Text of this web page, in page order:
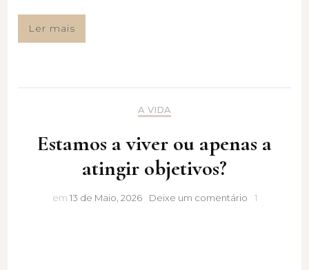
Ler mais
A VIDA
Estamos a viver ou apenas a
atingir objetivos?
em 13 de Maio, 2026 Deixe um comentárioEstamos
1